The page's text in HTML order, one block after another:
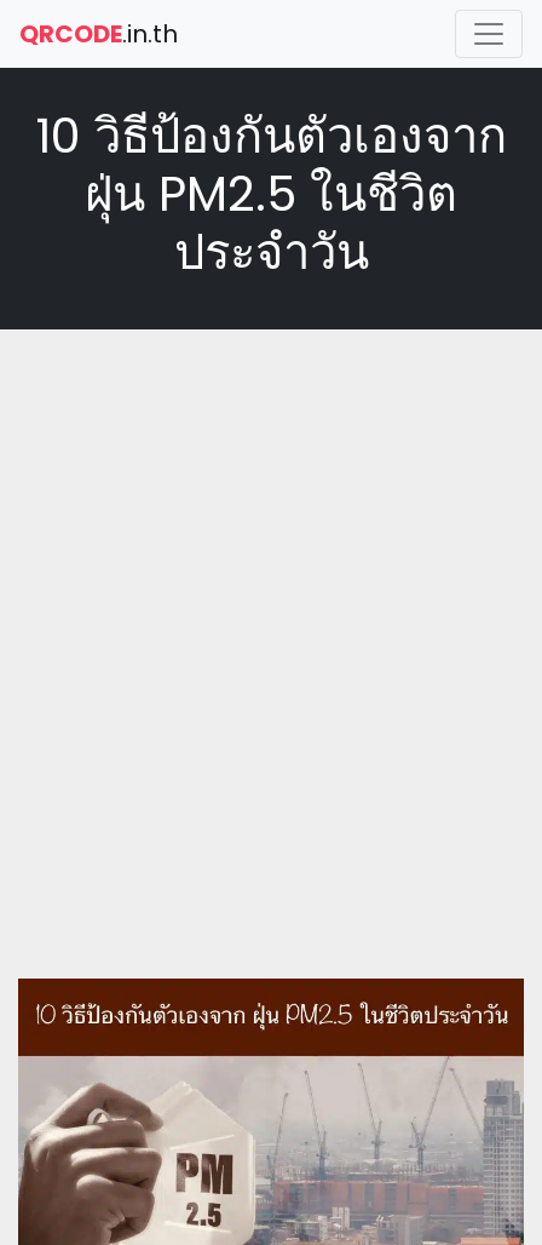
QRCODE.in.th
10 วิธีป้องกันตัวเองจาก
ฝุ่น PM2.5 ในชีวิต
ประจำวัน